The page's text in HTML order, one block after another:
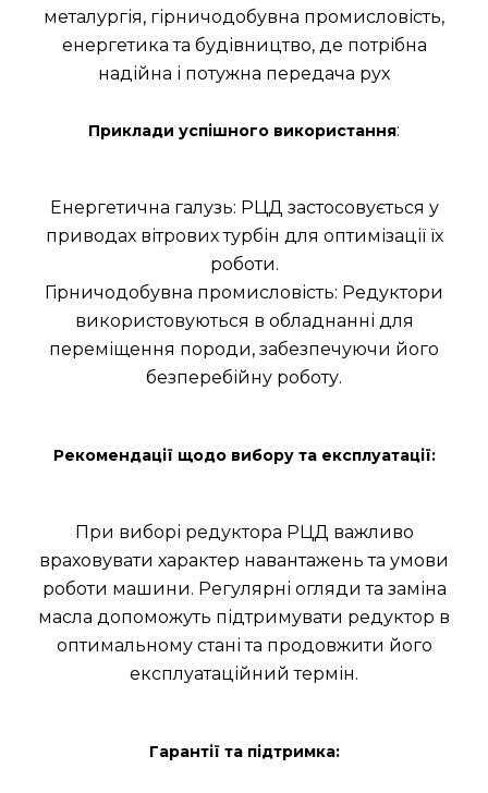
металургія, гірничодобувна промисловість,
енергетика та будівництво, де потрібна
надійна і потужна передача рух
Приклади успішного використання:
Енергетична галузь: РЦД застосовується у
приводах вітрових турбін для оптимізації їх
роботи.
Гірничодобувна промисловість: Редуктори
використовуються в обладнанні для
переміщення породи, забезпечуючи його
безперебійну роботу.
Рекомендації щодо вибору та експлуатації:
При виборі редуктора РЦД важливо
враховувати характер навантажень та умови
роботи машини. Регулярні огляди та заміна
масла допоможуть підтримувати редуктор в
оптимальному стані та продовжити його
експлуатаційний термін.
Гарантії та підтримка: